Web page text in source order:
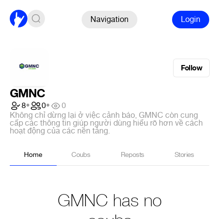
Navigation Login
Follow
GMNC
8• 0•
0
Không chỉ dừng lại ở việc cảnh báo, GMNC còn cung
cấp các thông tin giúp người dùng hiểu rõ hơn về cách
hoạt động của các nền tảng.
Home Coubs Reposts Stories
GMNC has no